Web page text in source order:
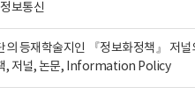
보통신
의 등재학술지인 『정보화정책』 저널
, 저널, 논문, Information Policy